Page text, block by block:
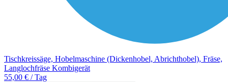
Tischkreissäge, Hobelmaschine (Dickenhobel, Abrichthobel), Fräse,
Langlochfräse Kombigerät
55,00 € / Tag